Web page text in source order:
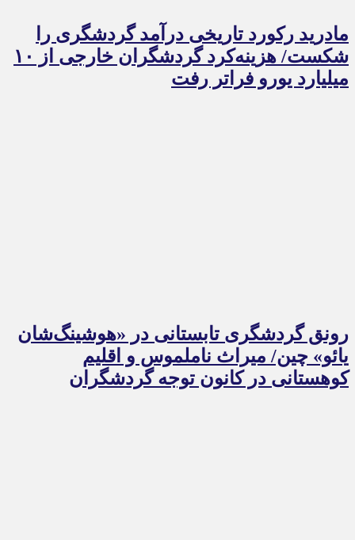
مادرید رکورد تاریخی درآمد گردشگری را
شکست/ هزینه‌کرد گردشگران خارجی از ۱۰
میلیارد یورو فراتر رفت
رونق گردشگری تابستانی در «هوشینگ‌شان
یائو» چین/ میراث ناملموس و اقلیم
کوهستانی در کانون توجه گردشگران